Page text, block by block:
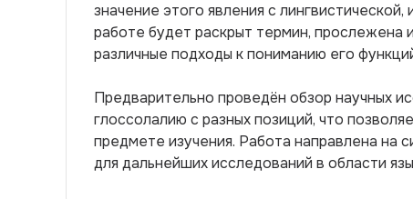
значение этого явления с
работе будет раскрыт термин, прослежена
различные подходы к пониманию его
Предварительно проведён обзор научных
глоссолалию с разных позиций, что
предмете изучения. Работа направлена на
для дальнейших исследований в области